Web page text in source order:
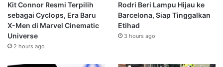
Kit Connor Resmi Terpilih
sebagai Cyclops, Era Baru
X-Men di Marvel Cinematic
Universe
2 hours ago
Rodri Beri Lampu Hijau ke
Barcelona, Siap Tinggalkan
Etihad
3 hours ago